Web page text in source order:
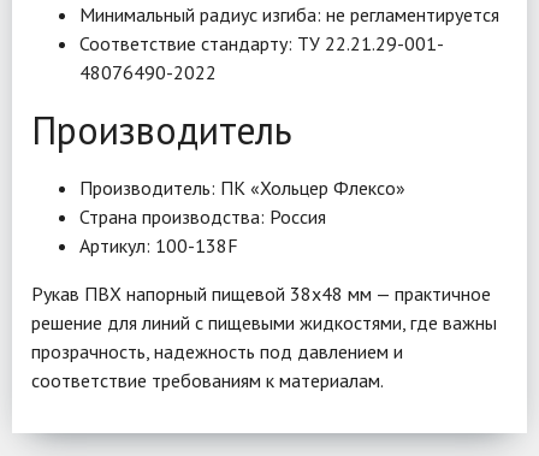
Минимальный радиус изгиба: не регламентируется
Соответствие стандарту: ТУ 22.21.29-001-
48076490-2022
Производитель
Производитель: ПК «Хольцер Флексо»
Страна производства: Россия
Артикул: 100-138F
Рукав ПВХ напорный пищевой 38х48 мм — практичное
решение для линий с пищевыми жидкостями, где важны
прозрачность, надежность под давлением и
соответствие требованиям к материалам.